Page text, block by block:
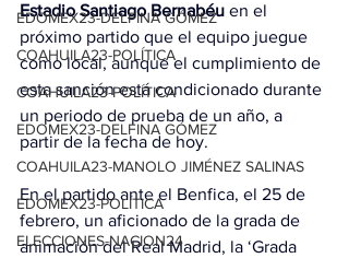
EDOMEX23-DELFINA GÓMEZ
COAHUILA23-POLÍTICA
COAHUILA23-POLÍTICA
EDOMEX23-DELFINA GÓMEZ
COAHUILA23-MANOLO JIMÉNEZ SALINAS
EDOMEX23-POLÍTICA
ELECCIONES-NACION24
Estadio Santiago Bernabéu en el
próximo partido que el equipo juegue
como local, aunque el cumplimiento de
esta sanción está condicionado durante
un periodo de prueba de un año, a
partir de la fecha de hoy.
En el partido ante el Benfica, el 25 de
febrero, un aficionado de la grada de
animación del Real Madrid, la ‘Grada